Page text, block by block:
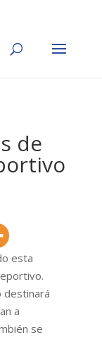
de
esta
destinará
a
se